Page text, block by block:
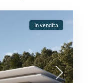
In vendita